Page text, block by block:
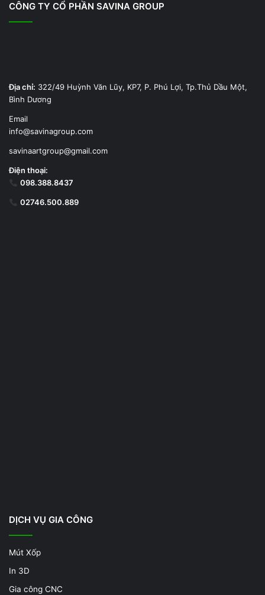
CÔNG TY CỔ PHẦN SAVINA GROUP
Địa chỉ: 322/49 Huỳnh Văn Lũy, KP7, P. Phú Lợi, Tp.Thủ Dầu Một,
Bình Dương
Email
info@savinagroup.com
savinaartgroup@gmail.com
Điện thoại:
098.388.8437
02746.500.889
DỊCH VỤ GIA CÔNG
Mút Xốp
In 3D
Gia công CNC